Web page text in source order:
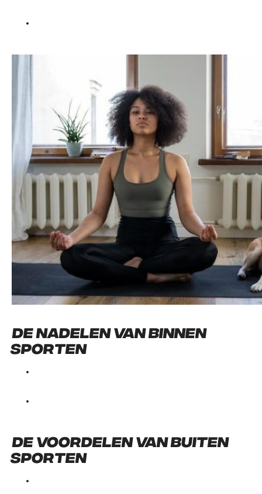
De nadelen van binnen
sporten
De voordelen van buiten
sporten